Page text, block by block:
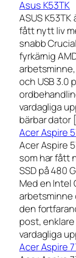
Asus K53TK
ASUS
fått nytt liv
snabb
fyrkärnig
och USB 3.0
vardagliga
bärbar dator
Acer Aspire
Acer Aspire
som har fått
SSD på 480
Med en Intel
arbetsminne
den
post,
vardagliga
Acer Aspire